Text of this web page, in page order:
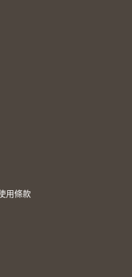
用條款